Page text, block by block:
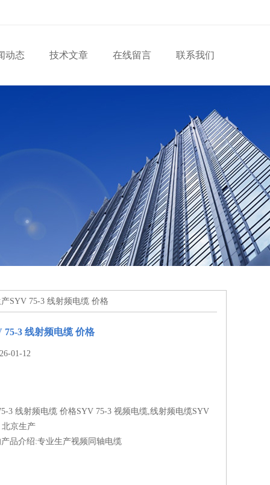
动态 技术文章 在线留言 联系我们
SYV 75-3 线射频电缆 价格
75-3 线射频电缆 价格
01-12
3 线射频电缆 价格SYV 75-3 视频电缆,线射频电缆SYV
北京生产
产品介绍:专业生产视频同轴电缆